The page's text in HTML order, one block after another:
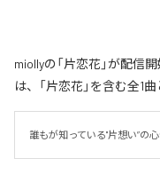
miollyの「片恋花」が配信
は、「片恋花」を含む全1
誰もが知っている"片想い”の